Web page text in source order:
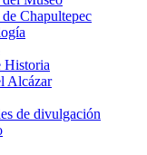
Chapultepec
Historia
Alcázar
de divulgación